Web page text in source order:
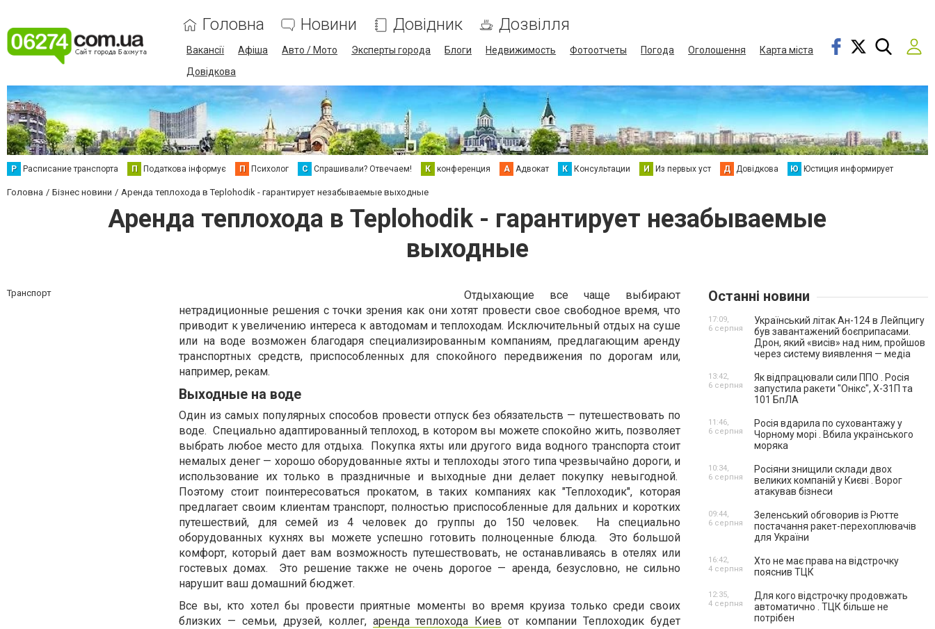
Головна Новини Довідник Дозвілля
Вакансії Афіша Авто / Мото Эксперты города Блоги Недвижимость Фотоотчеты Погода Оголошення
Карта міста
Довідкова
Р Расписание транспорта П Податкова інформує П Психолог С Спрашивали? Отвечаем! К конференция А Адвокат К Консультации И Из первых уст Д Довідкова Ю Юстиция информирует
Головна Бізнес новини Аренда теплохода в Teplohodik - гарантирует незабываемые выходные
Аренда теплохода в Teplohodik - гарантирует незабываемые
выходные
Транспорт
Отдыхающие все чаще выбирают
нетрадиционные решения с точки зрения как они хотят провести свое свободное время, что
приводит к увеличению интереса к автодомам и теплоходам. Исключительный отдых на суше
или на воде возможен благодаря специализированным компаниям, предлагающим аренду
транспортных средств, приспособленных для спокойного передвижения по дорогам или,
например, рекам.
Выходные на воде
Один из самых популярных способов провести отпуск без обязательств — путешествовать по
воде. Специально адаптированный теплоход, в котором вы можете спокойно жить, позволяет
выбрать любое место для отдыха.
Покупка яхты или другого вида водного транспорта стоит
немалых денег — хорошо оборудованные яхты и теплоходы этого типа чрезвычайно дороги, и
использование их только в праздничные и выходные дни делает покупку невыгодной.
Поэтому стоит поинтересоваться прокатом, в таких компаниях как "Теплоходик", которая
предлагает своим клиентам транспорт, полностью приспособленные для дальних и коротких
путешествий, для семей из 4 человек до группы до 150 человек.
На специально
оборудованных кухнях вы можете успешно готовить полноценные блюда.
Это большой
комфорт, который дает вам возможность путешествовать, не останавливаясь в отелях или
гостевых домах.
Это решение также не очень дорогое — аренда, безусловно, не сильно
нарушит ваш домашний бюджет.
Все вы, кто хотел бы провести приятные моменты во время круиза только среди своих
близких — семьи, друзей, коллег, аренда теплохода Киев от компании Теплоходик будет
Останні новини
Український літак Ан-124 в Лейпцигу
був завантажений боєприпасами.
Дрон, який «висів» над ним, пройшов
через систему виявлення — медіа
17:09,
6 серпня
Як відпрацювали сили ППО . Росія
запустила ракети "Онікс", Х-31П та
101 БпЛА
13:42,
6 серпня
Росія вдарила по суховантажу у
Чорному морі . Вбила українського
моряка
11:46,
6 серпня
Росіяни знищили склади двох
великих компаній у Києві . Ворог
атакував бізнеси
10:34,
6 серпня
Зеленський обговорив із Рютте
постачання ракет-перехоплювачів
для України
09:44,
6 серпня
Хто не має права на відстрочку
пояснив ТЦК
16:42,
4 серпня
Для кого відстрочку продовжать
автоматично . ТЦК більше не
потрібен
12:35,
4 серпня